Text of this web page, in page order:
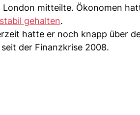
mitteilte. Ökonomen
gehalten.
hatte er noch knapp über
der Finanzkrise 2008.